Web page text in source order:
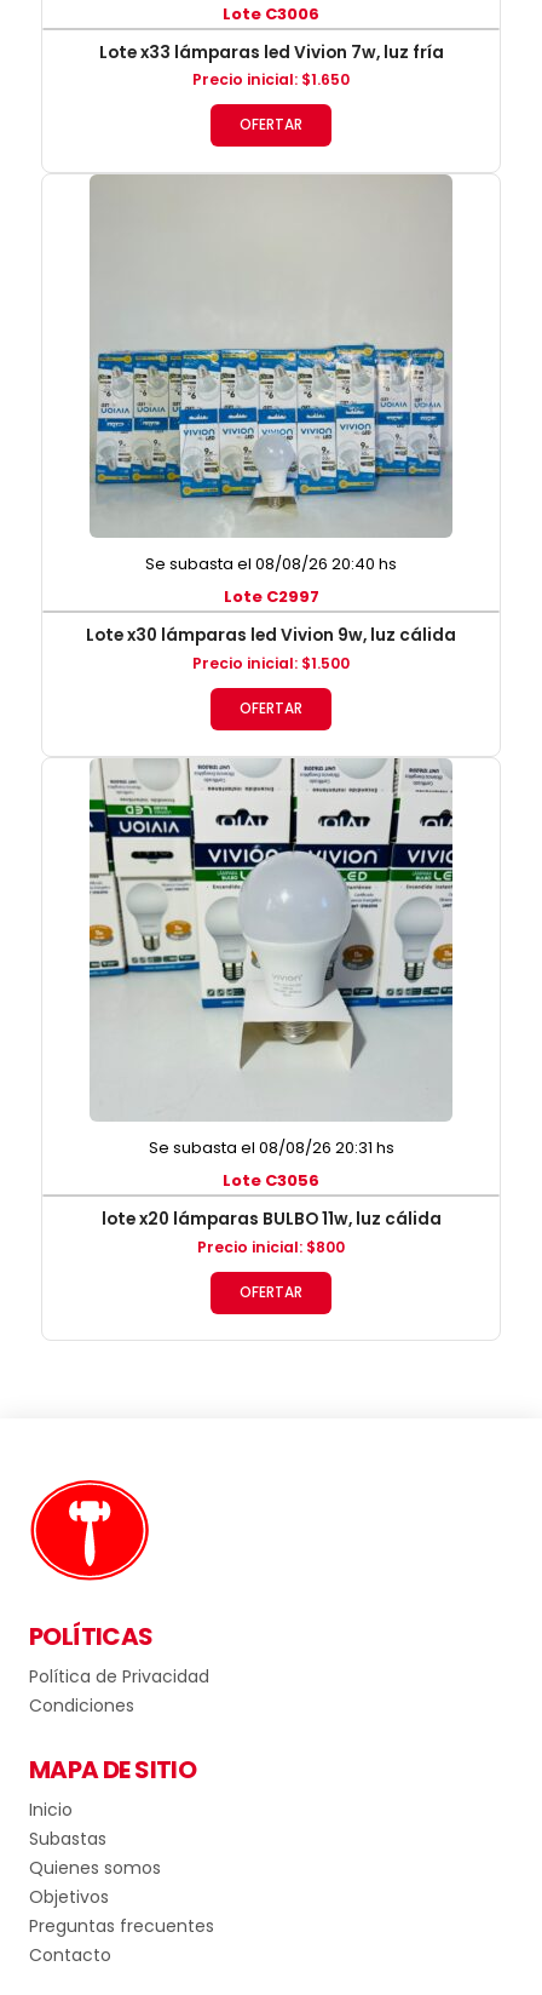
Lote C3006
Lote x33 lámparas led Vivion 7w, luz fría
Precio inicial: $1.650
OFERTAR
Se subasta el 08/08/26 20:40 hs
Lote C2997
Lote x30 lámparas led Vivion 9w, luz cálida
Precio inicial: $1.500
OFERTAR
Se subasta el 08/08/26 20:31 hs
Lote C3056
lote x20 lámparas BULBO 11w, luz cálida
Precio inicial: $800
OFERTAR
POLÍTICAS
Política de Privacidad
Condiciones
MAPA DE SITIO
Inicio
Subastas
Quienes somos
Objetivos
Preguntas frecuentes
Contacto